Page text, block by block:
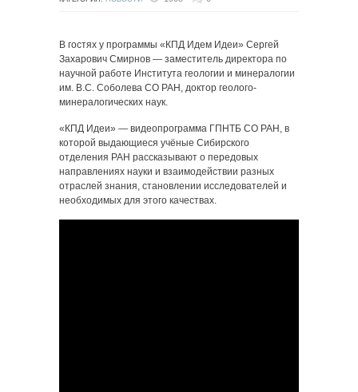
В гостях у программы «КПД Идем Идеи» Сергей
Захарович Смирнов — заместитель директора по
научной работе Института геологии и минералогии
им. В.С. Соболева СО РАН, доктор геолого-
минералогических наук.
«КПД Идеи» — видеопрограмма ГПНТБ СО РАН, в
которой выдающиеся учёные Сибирского
отделения РАН рассказывают о передовых
направлениях науки и взаимодействии разных
отраслей знания, становлении исследователей и
необходимых для этого качествах.